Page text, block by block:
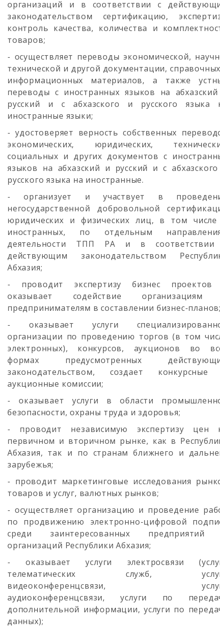
организаций и в соответствии с
законодательством сертификацию,
контроль качества, количества и
товаров;
- осуществляет переводы экономической,
технической и другой документации,
информационных материалов, а также
переводы с иностранных языков на
русский и с абхазского и русского языка
иностранные языки;
- удостоверяет верность собственных
экономических, юридических,
социальных и других документов с
языков на абхазский и русский и с
русского языка на иностранные.
- организует и участвует в
негосударственной добровольной
юридических и физических лиц, в том
иностранных, по отдельным
деятельности ТПП РА и в
действующим законодательством
Абхазия;
- проводит экспертизу бизнес
оказывает содействие
предпринимателям в составлении бизнес-
- оказывает услуги
организации по проведению торгов (в том
электронных), конкурсов, аукционов во
формах предусмотренных
законодательством, создает
аукционные комиссии;
- оказывает услуги в области
безопасности, охраны труда и здоровья;
- проводит независимую экспертизу цен
первичном и вторичном рынке, как в
Абхазия, так и по странам ближнего и
зарубежья;
- проводит маркетинговые исследования
товаров и услуг, валютных рынков;
- осуществляет организацию и проведение
по продвижению электронно-цифровой
среди заинтересованных
организаций Республики Абхазия;
- оказывает услуги электросвязи
телематических служб,
видеоконференцсвязи,
аудиоконференцсвязи, услуги по
дополнительной информации, услуги по
данных);